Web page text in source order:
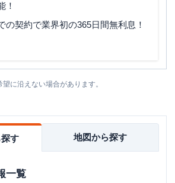
！
の契約で業界初の365日間無利息！
に沿えない場合があります。
す 地図から探す
一覧